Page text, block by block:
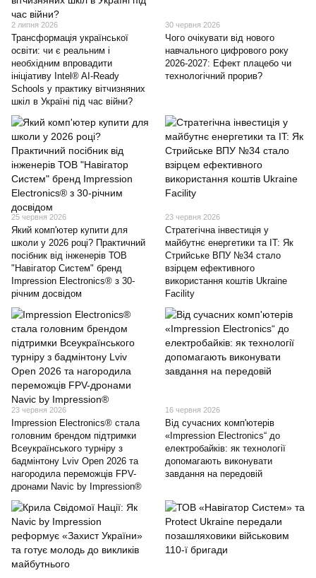
2 липня 2026
Трансформація української
освіти: чи є реальним і
необхідним впровадити
ініціативу Intel® AI-Ready
Schools у практику вітчизняних
шкіл в Україні під час війни?
30 червня 2026
Чого очікувати від нового
навчального цифрового року
2026-2027: Ефект плацебо чи
технологічний прорив?
25 червня 2026
Який комп'ютер купити для
школи у 2026 році? Практичний
посібник від інженерів ТОВ
"Навігатор Систем" бренд
Impression Electronics® з 30-
річним досвідом
23 червня 2026
Стратегічна інвестиція у
майбутнє енергетики та IT: Як
Стрийське ВПУ №34 стало
взірцем ефективного
використання коштів Ukraine
Facility
23 червня 2026
Impression Electronics® стала
головним брендом підтримки
Всеукраїнського турніру з
бадмінтону Lviv Open 2026 та
нагородила переможців FPV-
дронами Navic by Impression®
16 червня 2026
Від сучасних комп'ютерів
«Impression Electronics“ до
електробайків: як технології
допомагають виконувати
завдання на передовій